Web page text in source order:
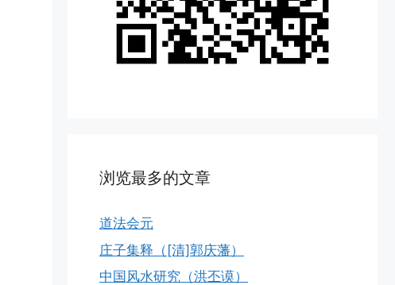
浏览最多的文章
道法会元
庄子集释（[清]郭庆藩）
中国风水研究（洪丕谟）